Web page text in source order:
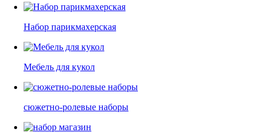
Набор парикмахерская
Мебель для кукол
сюжетно-ролевые наборы